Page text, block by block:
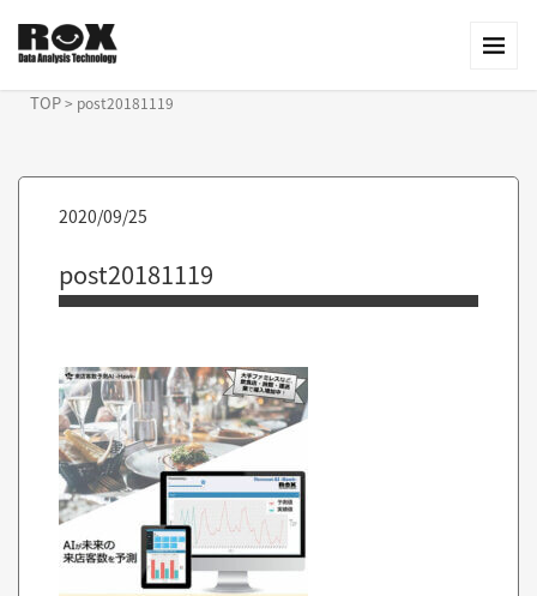
TOP> post20181119
2020/09/25
post20181119